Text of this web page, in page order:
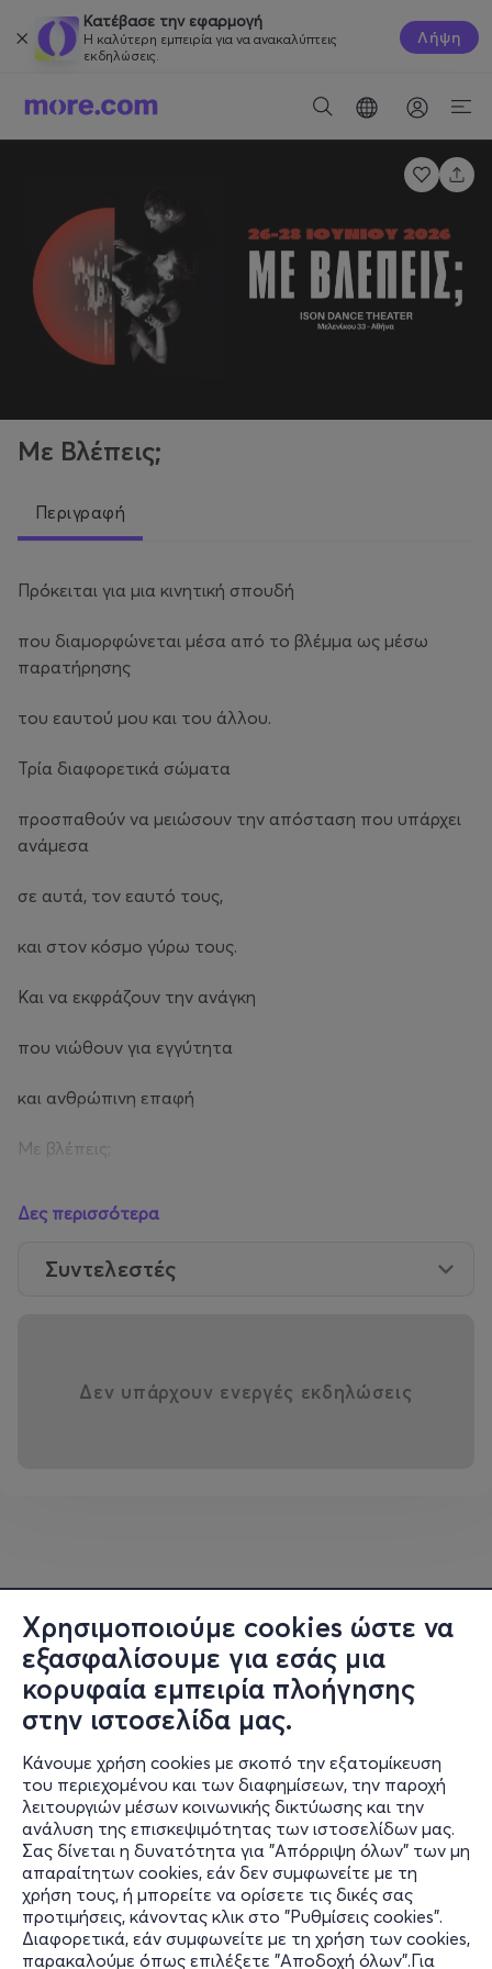
Χρησιμοποιούμε cookies ώστε να
εξασφαλίσουμε για εσάς μια
κορυφαία εμπειρία πλοήγησης
στην ιστοσελίδα μας.
Κάνουμε χρήση cookies με σκοπό την εξατομίκευση
του περιεχομένου και των διαφημίσεων, την παροχή
λειτουργιών μέσων κοινωνικής δικτύωσης και την
ανάλυση της επισκεψιμότητας των ιστοσελίδων μας.
Σας δίνεται η δυνατότητα για "Απόρριψη όλων" των μη
απαραίτητων cookies, εάν δεν συμφωνείτε με τη
χρήση τους, ή μπορείτε να ορίσετε τις δικές σας
προτιμήσεις, κάνοντας κλικ στο "Ρυθμίσεις cookies".
Διαφορετικά, εάν συμφωνείτε με τη χρήση των cookies,
παρακαλούμε όπως επιλέξετε "Αποδοχή όλων".Για
Κατέβασε την εφαρμογή
Η καλύτερη εμπειρία για να ανακαλύπτεις
εκδηλώσεις.
Λήψη
Με Βλέπεις;
Περιγραφή
Πρόκειται για μια κινητική σπουδή
που διαμορφώνεται μέσα από το βλέμμα ως μέσω
παρατήρησης
του εαυτού μου και του άλλου.
Τρία διαφορετικά σώματα
προσπαθούν να μειώσουν την απόσταση που υπάρχει
ανάμεσα
σε αυτά, τον εαυτό τους,
και στον κόσμο γύρω τους.
Και να εκφράζουν την ανάγκη
που νιώθουν για εγγύτητα
και ανθρώπινη επαφή
Με βλέπεις;
Και στην ευαλωτότητα
Δες περισσότερα
Συντελεστές
Δεν υπάρχουν ενεργές εκδηλώσεις
Πληροφορίες
Υποστήριξη
Stay Connected